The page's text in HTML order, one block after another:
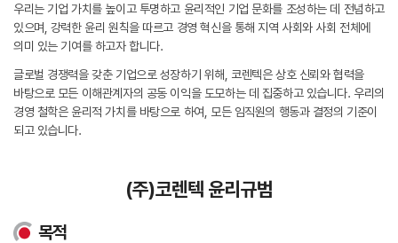
우리는 기업 가치를 높이고 투명하고 윤리적인 기업 문화를 조성하는 데 전념하고
있으며, 강력한 윤리 원칙을 따르고 경영 혁신을 통해 지역 사회와 사회 전체에
의미 있는 기여를 하고자 합니다.
글로벌 경쟁력을 갖춘 기업으로 성장하기 위해, 코렌텍은 상호 신뢰와 협력을
바탕으로 모든 이해관계자의 공동 이익을 도모하는 데 집중하고 있습니다. 우리의
경영 철학은 윤리적 가치를 바탕으로 하여,
모든 임직원의 행동과 결정의 기준이
되고 있습니다.
(주)코렌텍 윤리규범
목적